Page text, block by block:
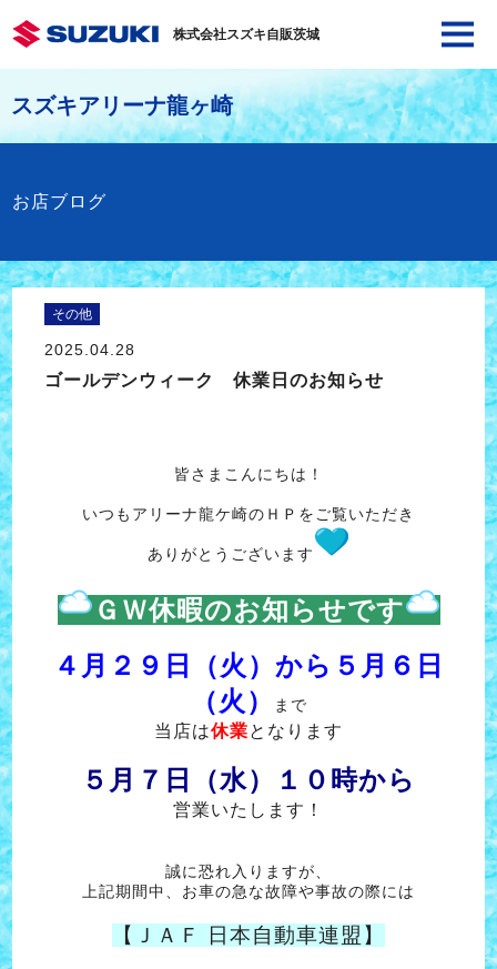
株式会社スズキ自販茨城
スズキアリーナ龍ヶ崎
お店ブログ
その他
2025.04.28
ゴールデンウィーク 休業日のお知らせ
皆さまこんにちは！
いつもアリーナ龍ケ崎のＨＰをご覧いただき
ありがとうございます
ＧＷ休暇のお知らせです
４月２９日（火）から５月６日
（火）
まで
当店は休業となります
５月７日（水）１０時から
営業いたします！
誠に恐れ入りますが、
上記期間中、お車の急な故障や事故の際には
【ＪＡＦ 日本自動車連盟】